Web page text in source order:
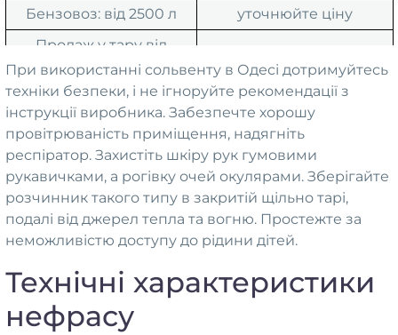
Бензовоз: від 2500 л
уточнюйте ціну
Продаж у тару від
покупця: від 10 л
При використанні сольвенту в Одесі дотримуйтесь
техніки безпеки, і не ігноруйте рекомендації з
інструкції виробника. Забезпечте хорошу
провітрюваність приміщення, надягніть
респіратор. Захистіть шкіру рук гумовими
рукавичками, а рогівку очей окулярами. Зберігайте
розчинник такого типу в закритій щільно тарі,
подалі від джерел тепла та вогню. Простежте за
неможливістю доступу до рідини дітей.
Технічні характеристики
нефрасу